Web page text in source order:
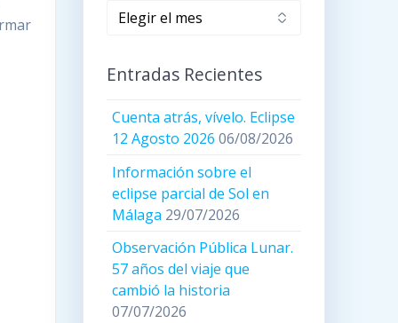
Artículos
publicados
Entradas Recientes
Cuenta atrás, vívelo. Eclipse
12 Agosto 2026 06/08/2026
Información sobre el
eclipse parcial de Sol en
Málaga 29/07/2026
Observación Pública Lunar.
57 años del viaje que
cambió la historia
07/07/2026